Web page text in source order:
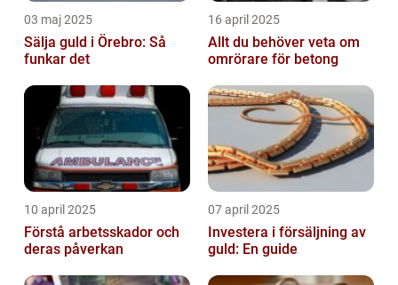
03 maj 2025
Sälja guld i Örebro: Så
funkar det
16 april 2025
Allt du behöver veta om
omrörare för betong
10 april 2025
Förstå arbetsskador och
deras påverkan
07 april 2025
Investera i försäljning av
guld: En guide